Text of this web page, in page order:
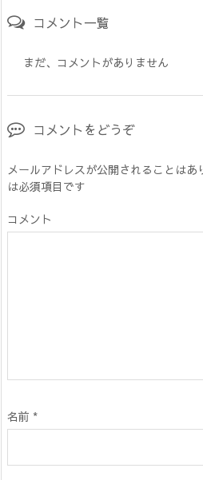
コメント一覧
まだ、コメントがありません
コメントをどうぞ
メールアドレスが公開されることはあ
は必須項目です
コメント
名前 *